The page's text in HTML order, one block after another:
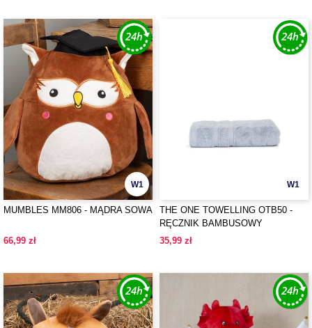
W1
MUMBLES MM806 - MĄDRA SOWA
66,99 zł
W1
THE ONE TOWELLING OTB50 -
RĘCZNIK BAMBUSOWY
35,99 zł